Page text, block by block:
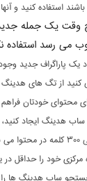
باشند استفاده کنید و
وقت یک جمله
می رسد استفاده
یک پاراگراف جدید
از تگ های هدینگ
محتوای خودتان
هدینگ ایجاد کنید،
هدینگ برای هر ۲۰۰ الی ۳۰۰
مرکزی خود را حداقل